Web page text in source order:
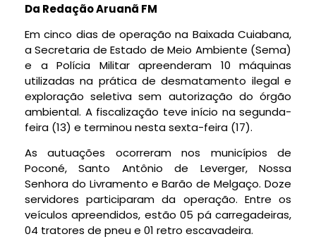
Da Redação Aruanã FM
Em cinco dias de operação na Baixada Cuiabana,
a Secretaria de Estado de Meio Ambiente (Sema)
e a Polícia Militar apreenderam 10 máquinas
utilizadas na prática de desmatamento ilegal e
exploração seletiva sem autorização do órgão
ambiental. A fiscalização teve início na segunda-
feira (13) e terminou nesta sexta-feira (17).
As autuações ocorreram nos municípios de
Poconé, Santo Antônio de Leverger, Nossa
Senhora do Livramento e Barão de Melgaço. Doze
servidores participaram da operação. Entre os
veículos apreendidos, estão 05 pá carregadeiras,
04 tratores de pneu e 01 retro escavadeira.